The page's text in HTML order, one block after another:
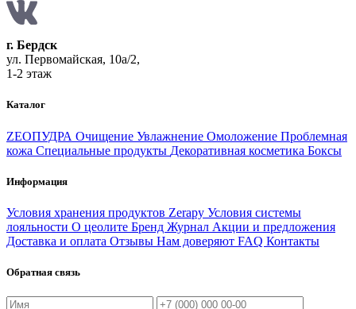
г. Бердск
ул. Первомайская, 10а/2,
1-2 этаж
Каталог
ZEOПУДРА Очищение Увлажнение Омоложение Проблемная
кожа Специальные продукты Декоративная косметика Боксы
Информация
Условия хранения продуктов Zerapy Условия системы
лояльности О цеолите Бренд Журнал Акции и предложения
Доставка и оплата Отзывы Нам доверяют FAQ Контакты
Обратная связь